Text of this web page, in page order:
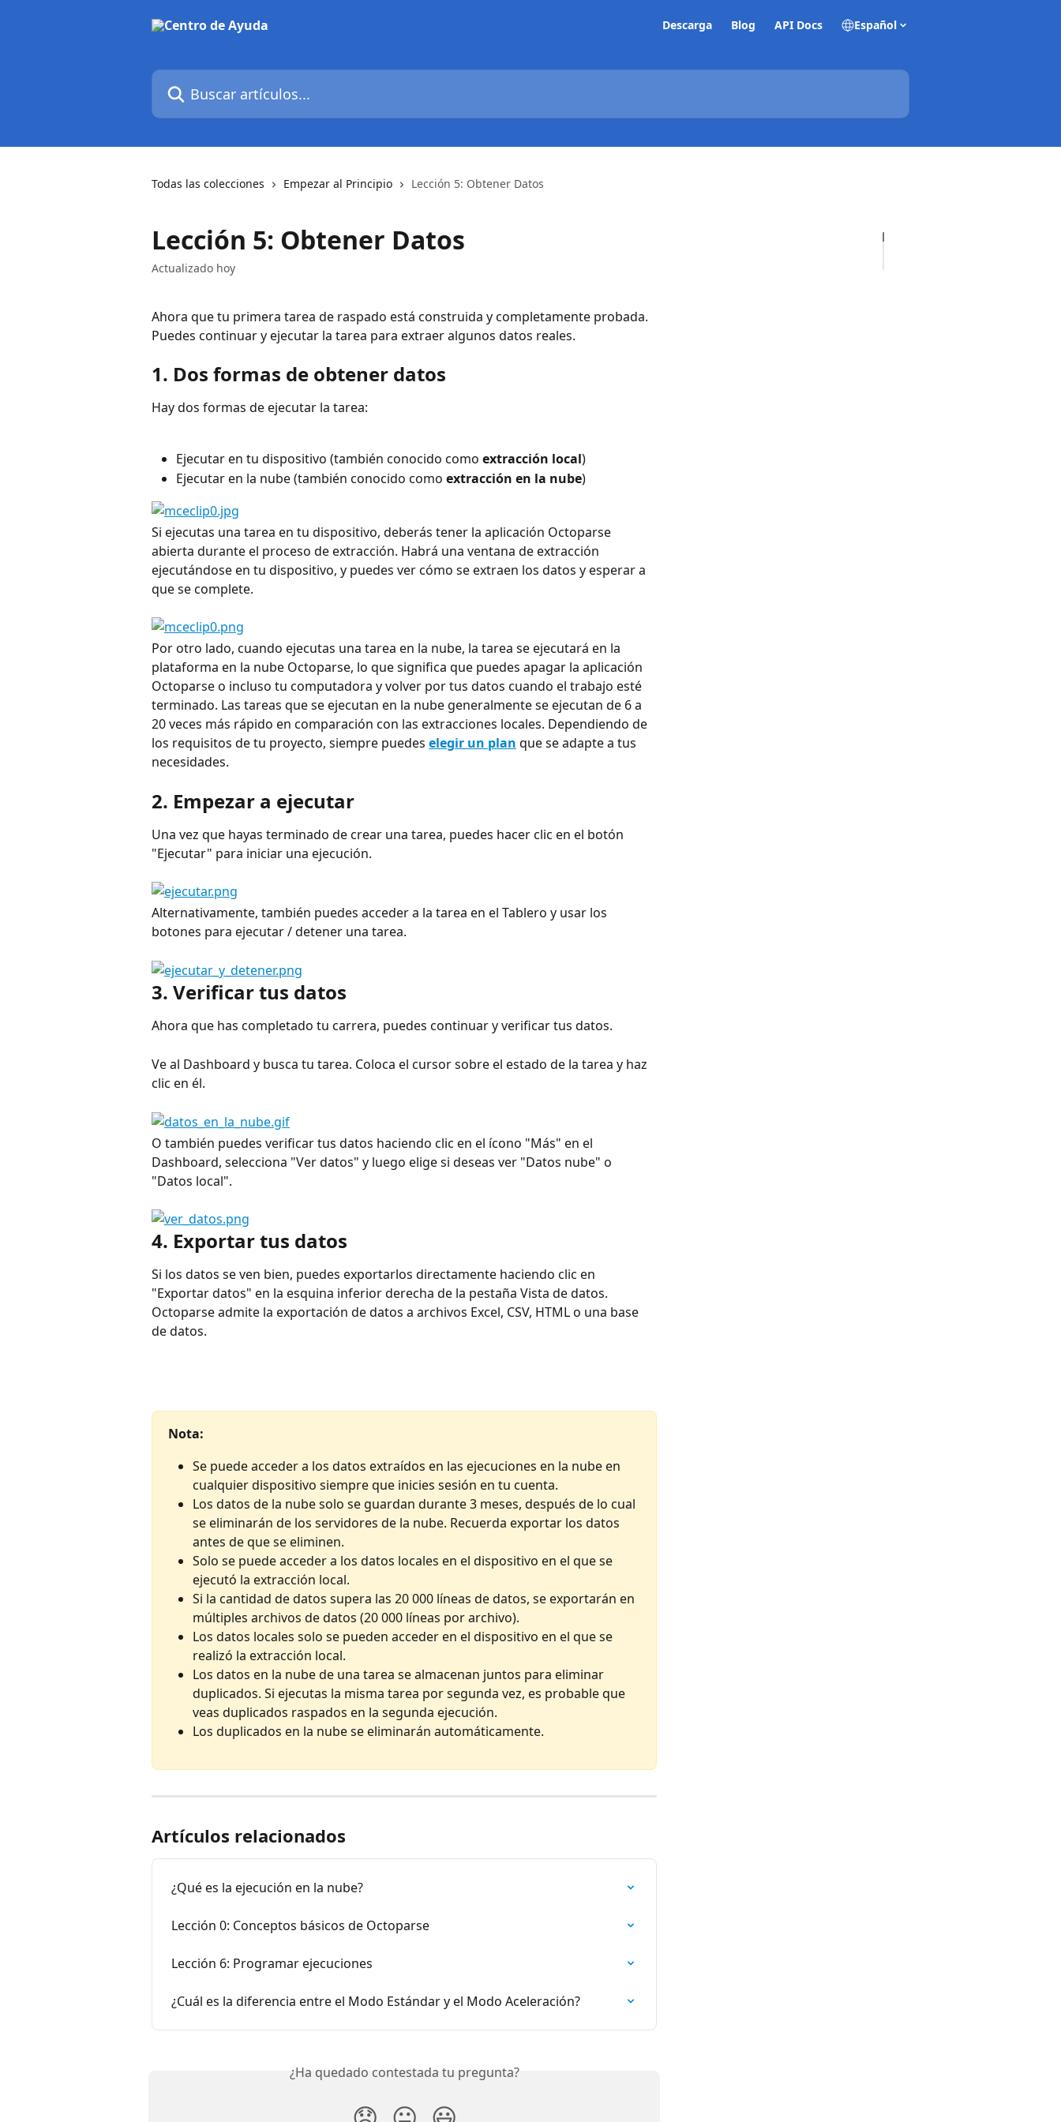
Descarga Blog API Docs Español
Buscar artículos...
Todas las colecciones Empezar al Principio Lección 5: Obtener Datos
Lección 5: Obtener Datos
Actualizado hoy
Ahora que tu primera tarea de raspado está construida y completamente probada.
Puedes continuar y ejecutar la tarea para extraer algunos datos reales.
1. Dos formas de obtener datos
Hay dos formas de ejecutar la tarea:
Ejecutar en tu dispositivo (también conocido como extracción local)
Ejecutar en la nube (también conocido como extracción en la nube)
Si ejecutas una tarea en tu dispositivo, deberás tener la aplicación Octoparse
abierta durante el proceso de extracción. Habrá una ventana de extracción
ejecutándose en tu dispositivo, y puedes ver cómo se extraen los datos y esperar a
que se complete.
Por otro lado, cuando ejecutas una tarea en la nube, la tarea se ejecutará en la
plataforma en la nube Octoparse, lo que significa que puedes apagar la aplicación
Octoparse o incluso tu computadora y volver por tus datos cuando el trabajo esté
terminado. Las tareas que se ejecutan en la nube generalmente se ejecutan de 6 a
20 veces más rápido en comparación con las extracciones locales. Dependiendo de
los requisitos de tu proyecto, siempre puedes elegir un plan que se adapte a tus
necesidades.
2. Empezar a ejecutar
Una vez que hayas terminado de crear una tarea, puedes hacer clic en el botón
"Ejecutar" para iniciar una ejecución.
Alternativamente, también puedes acceder a la tarea en el Tablero y usar los
botones para ejecutar / detener una tarea.
3. Verificar tus datos
Ahora que has completado tu carrera, puedes continuar y verificar tus datos.
Ve al Dashboard y busca tu tarea. Coloca el cursor sobre el estado de la tarea y haz
clic en él.
O también puedes verificar tus datos haciendo clic en el ícono "Más" en el
Dashboard, selecciona "Ver datos" y luego elige si deseas ver "Datos nube" o
"Datos local".
4. Exportar tus datos
Si los datos se ven bien, puedes exportarlos directamente haciendo clic en
"Exportar datos" en la esquina inferior derecha de la pestaña Vista de datos.
Octoparse admite la exportación de datos a archivos Excel, CSV, HTML o una base
de datos.
Nota:
Se puede acceder a los datos extraídos en las ejecuciones en la nube en
cualquier dispositivo siempre que inicies sesión en tu cuenta.
Los datos de la nube solo se guardan durante 3 meses, después de lo cual
se eliminarán de los servidores de la nube. Recuerda exportar los datos
antes de que se eliminen.
Solo se puede acceder a los datos locales en el dispositivo en el que se
ejecutó la extracción local.
Si la cantidad de datos supera las 20 000 líneas de datos, se exportarán en
múltiples archivos de datos (20 000 líneas por archivo).
Los datos locales solo se pueden acceder en el dispositivo en el que se
realizó la extracción local.
Los datos en la nube de una tarea se almacenan juntos para eliminar
duplicados. Si ejecutas la misma tarea por segunda vez, es probable que
veas duplicados raspados en la segunda ejecución.
Los duplicados en la nube se eliminarán automáticamente.
Artículos relacionados
¿Qué es la ejecución en la nube?
Lección 0: Conceptos básicos de Octoparse
Lección 6: Programar ejecuciones
¿Cuál es la diferencia entre el Modo Estándar y el Modo Aceleración?
¿Ha quedado contestada tu pregunta?